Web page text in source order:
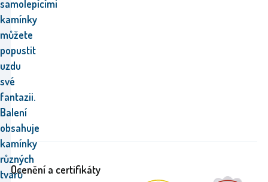
samolepícími
kamínky
můžete
popustit
uzdu
své
fantazii.
Balení
obsahuje
kamínky
různých
tvarůOcenění a certifikáty